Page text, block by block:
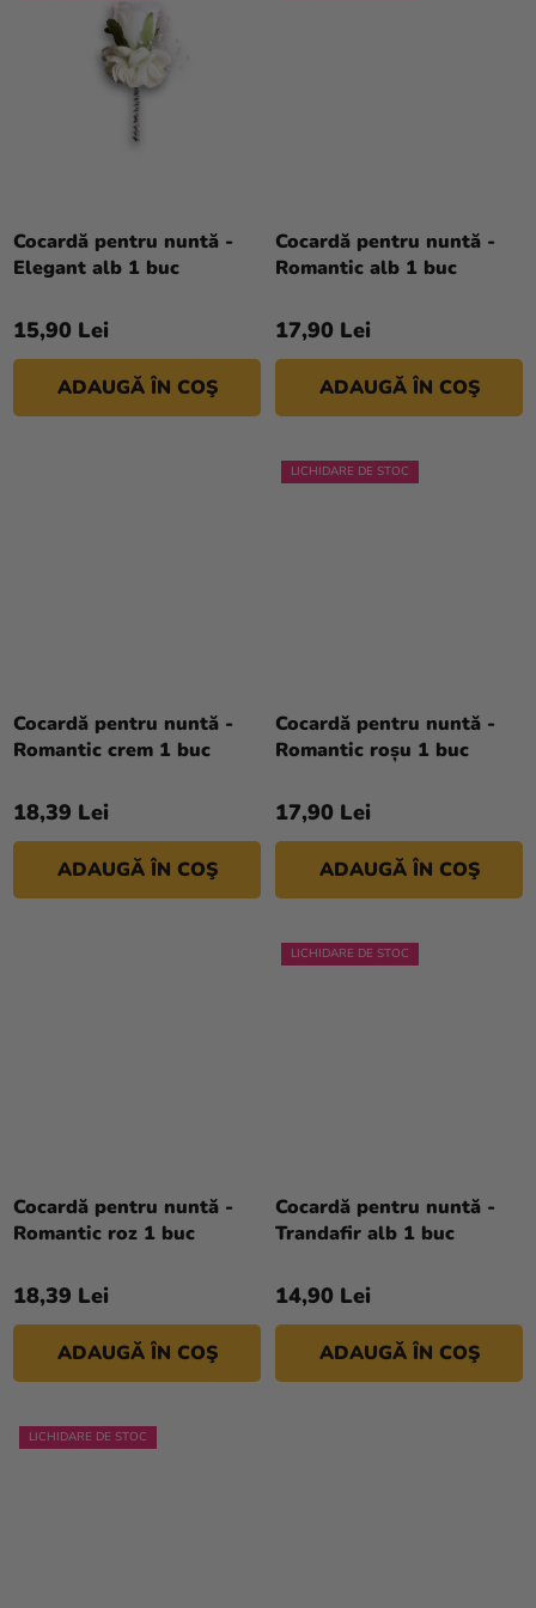
magazinului
Cocardă pentru nuntă -
Elegant alb 1 buc
15,90 Lei
ADAUGĂ ÎN COŞ
Cocardă pentru nuntă -
Romantic alb 1 buc
17,90 Lei
ADAUGĂ ÎN COŞ
Cocardă pentru nuntă -
Romantic crem 1 buc
18,39 Lei
ADAUGĂ ÎN COŞ
LICHIDARE DE STOC
Cocardă pentru nuntă -
Romantic roșu 1 buc
17,90 Lei
ADAUGĂ ÎN COŞ
Cocardă pentru nuntă -
Romantic roz 1 buc
18,39 Lei
ADAUGĂ ÎN COŞ
LICHIDARE DE STOC
Cocardă pentru nuntă -
Trandafir alb 1 buc
14,90 Lei
ADAUGĂ ÎN COŞ
LICHIDARE DE STOC